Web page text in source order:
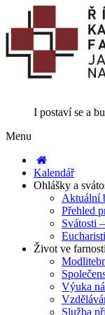
I postaví se a
Menu
Kalendář
Ohlášky a
Aktuální
Přehled
Svátosti
Život ve farnosti
Výuka
Služba